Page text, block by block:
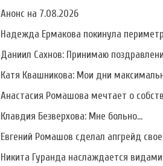
Анонс на 7.08.2026
Надежда Ермакова покинула
Даниил Сахнов: Принимаю
Катя Квашникова: Мои дни
Анастасия Ромашова мечтает о
Клавдия Безверхова: Мне больно...
Евгений Ромашов сделал апгрейд
Никита Гуранда наслаждается